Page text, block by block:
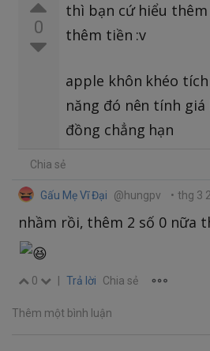
0
thì bạn cứ hiểu
thêm tiền :v
apple khôn khéo
năng đó nên tính giá
đồng chẳng hạn
Chia sẻ
Gấu Mẹ Vĩ Đại @hungpv • thg 3
nhầm rồi, thêm 2 số 0 nữa
0 | Trả lời Chia sẻ
Thêm một bình luận